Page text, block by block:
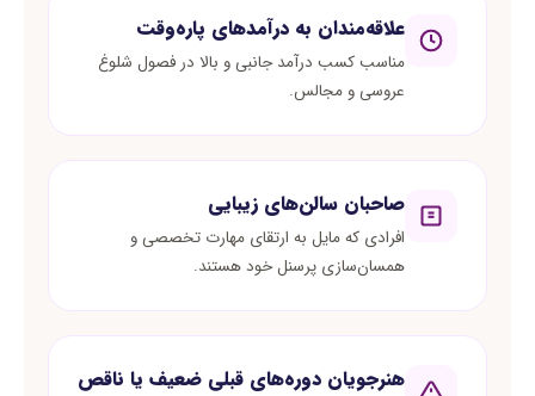
علاقه‌مندان به درآمدهای پاره‌وقت
مناسب کسب درآمد جانبی و بالا در فصول شلوغ
عروسی و مجالس.
صاحبان سالن‌های زیبایی
افرادی که مایل به ارتقای مهارت تخصصی و
همسان‌سازی پرسنل خود هستند.
هنرجویان دوره‌های قبلی ضعیف یا ناقص